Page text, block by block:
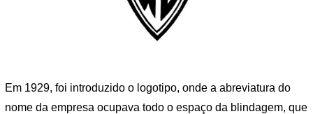
Em 1929, foi introduzido o logotipo, onde a abreviatura do
nome da empresa ocupava todo o espaço da blindagem, que